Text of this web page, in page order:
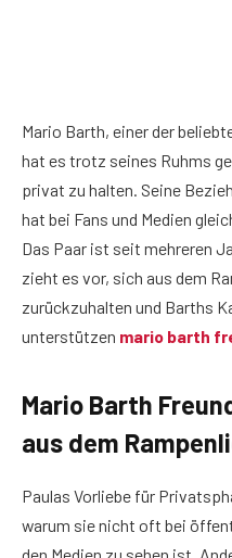
Mario Barth, einer der
hat es trotz seines Ruhms
privat zu halten. Seine
hat bei Fans und Medien
Das Paar ist seit mehreren
zieht es vor, sich aus dem
zurückzuhalten und Barths
unterstützen mario barth
Mario Barth
aus dem
Paulas Vorliebe für
warum sie nicht oft bei